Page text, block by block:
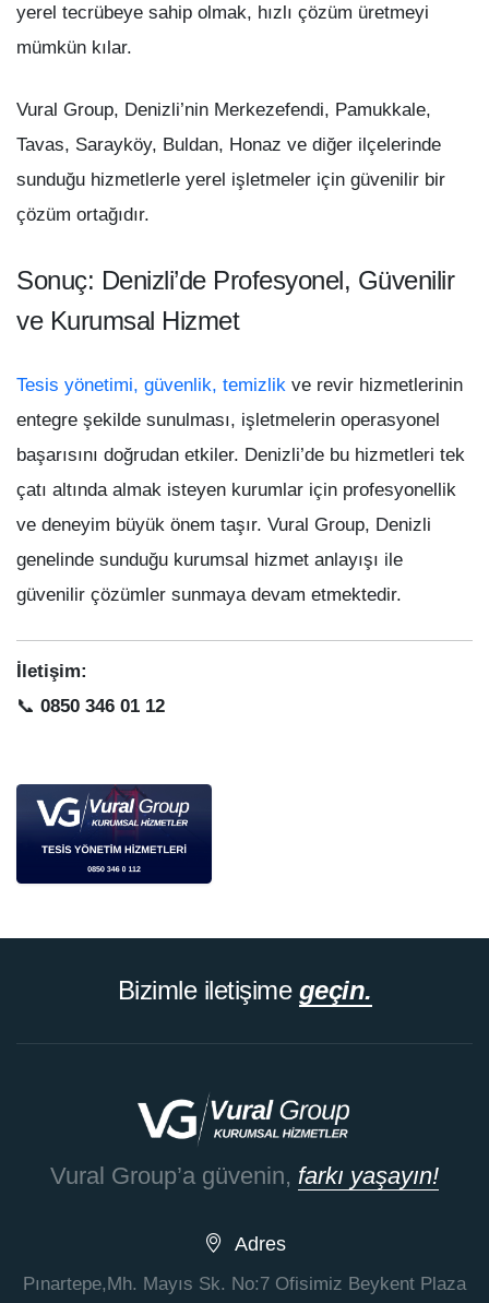
yerel tecrübeye sahip olmak, hızlı çözüm üretmeyi
mümkün kılar.
Vural Group, Denizli’nin Merkezefendi, Pamukkale,
Tavas, Sarayköy, Buldan, Honaz ve diğer ilçelerinde
sunduğu hizmetlerle yerel işletmeler için güvenilir bir
çözüm ortağıdır.
Sonuç: Denizli’de Profesyonel, Güvenilir
ve Kurumsal Hizmet
Tesis yönetimi, güvenlik, temizlik ve revir hizmetlerinin
entegre şekilde sunulması, işletmelerin operasyonel
başarısını doğrudan etkiler. Denizli’de bu hizmetleri tek
çatı altında almak isteyen kurumlar için profesyonellik
ve deneyim büyük önem taşır. Vural Group, Denizli
genelinde sunduğu kurumsal hizmet anlayışı ile
güvenilir çözümler sunmaya devam etmektedir.
İletişim:
📞 0850 346 01 12
Bizimle iletişime geçin.
Vural Group’a güvenin, farkı yaşayın!
Adres
Pınartepe,Mh. Mayıs Sk. No:7 Ofisimiz Beykent Plaza